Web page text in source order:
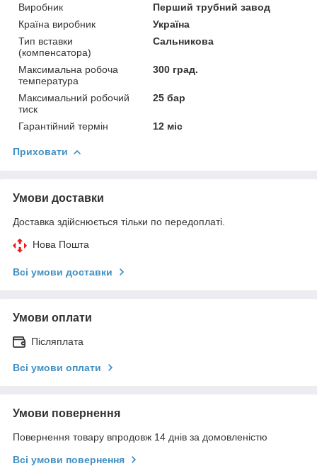
Виробник
Перший трубний завод
Країна виробник
Україна
Тип вставки
(компенсатора)
Сальникова
Максимальна робоча
температура
300 град.
Максимальний робочий
тиск
25 бар
Гарантійний термін 12 міс
Приховати
Умови доставки
Доставка здійснюється тільки по передоплаті.
Нова Пошта
Всі умови доставки
Умови оплати
Післяплата
Всі умови оплати
Умови повернення
Повернення товару впродовж 14 днів за домовленістю
Всі умови повернення